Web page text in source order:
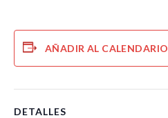
AÑADIR AL CALENDARIO
DETALLES